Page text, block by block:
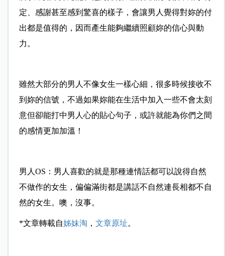
定、感謝甚至感到驚喜的樣子，會讓男人覺得對妳的付
出都是值得的，因而產生能夠繼續照顧妳的信心與動
力。
雖然大部分的男人不像女生一樣心細，很多時候接收不
到妳的信號，不過如果妳能在生活中加入一些不會太刻
意但卻能打中男人心的貼心句子，或許就能為你們之間
的感情更加加溫！
男人OS：男人喜歡的就是那種連情話都可以說得自然
不做作的女生，偏偏滿街都是講話不自然連長相都不自
然的女生。噢，沒事。
*文章轉載自姊妹淘 ， 文章原址。